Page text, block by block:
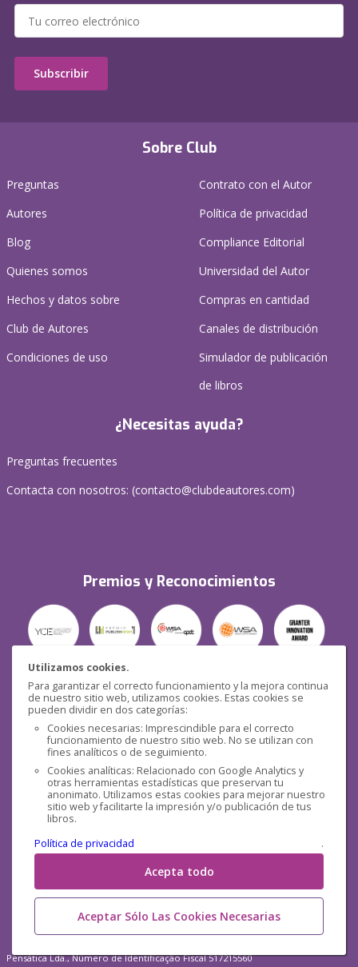
Utilizamos cookies.
Para garantizar el correcto funcionamiento y la mejora continua
de nuestro sitio web, utilizamos cookies. Estas cookies se
pueden dividir en dos categorías:
Cookies necesarias: Imprescindible para el correcto
funcionamiento de nuestro sitio web. No se utilizan con
fines analíticos o de seguimiento.
Cookies analíticas: Relacionado con Google Analytics y
otras herramientas estadísticas que preservan tu
anonimato. Utilizamos estas cookies para mejorar nuestro
sitio web y facilitarte la impresión y/o publicación de tus
libros.
Política de privacidad
.
Acepta todo
Aceptar Sólo Las Cookies Necesarias
Sobre Club
Preguntas
Autores
Blog
Quienes somos
Hechos y datos sobre
Club de Autores
Condiciones de uso
Contrato con el Autor
Política de privacidad
Compliance Editorial
Universidad del Autor
Compras en cantidad
Canales de distribución
Simulador de publicación
de libros
¿Necesitas ayuda?
Preguntas frecuentes
Contacta con nosotros: (contacto@clubdeautores.com)
Premios y Reconocimientos
Seguridad
Redes sociales
Subscribir
Pensática Lda., Número de Identificação Fiscal 517215560